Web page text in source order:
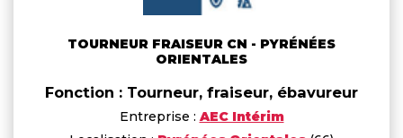
TOURNEUR FRAISEUR CN - PYRÉNÉES
ORIENTALES
Fonction : Tourneur, fraiseur, ébavureur
Entreprise : AEC Intérim